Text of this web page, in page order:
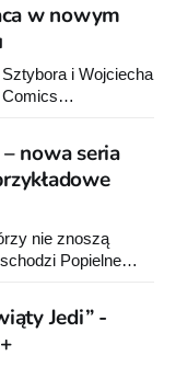
w nowym
i Wojciecha
w 2015 roku.
nowa seria
nie znoszą
Popielne
do sklepów 12
Jedi” -